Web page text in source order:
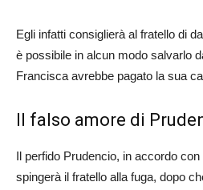
Egli infatti consiglierà al fratello di
è possibile in alcun modo salvarlo
Francisca avrebbe pagato la sua
Il falso amore di
Il perfido Prudencio, in accordo
spingerà il fratello alla fuga, dopo